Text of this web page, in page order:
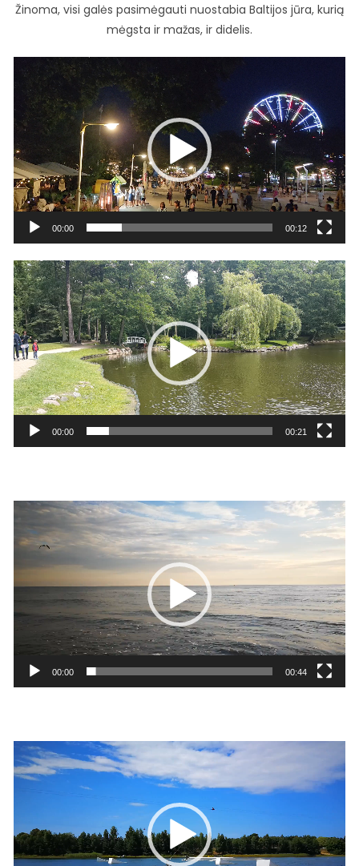
Žinoma, visi galės pasimėgauti nuostabia Baltijos jūra, kurią
mėgsta ir mažas, ir didelis.
grotuvas
00:00 00:12
Video
grotuvas
00:00 00:21
Video
grotuvas
00:00 00:44
Video
grotuvas